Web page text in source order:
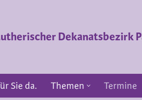
Dekanatsbezirk
Sie da. Themen Termine